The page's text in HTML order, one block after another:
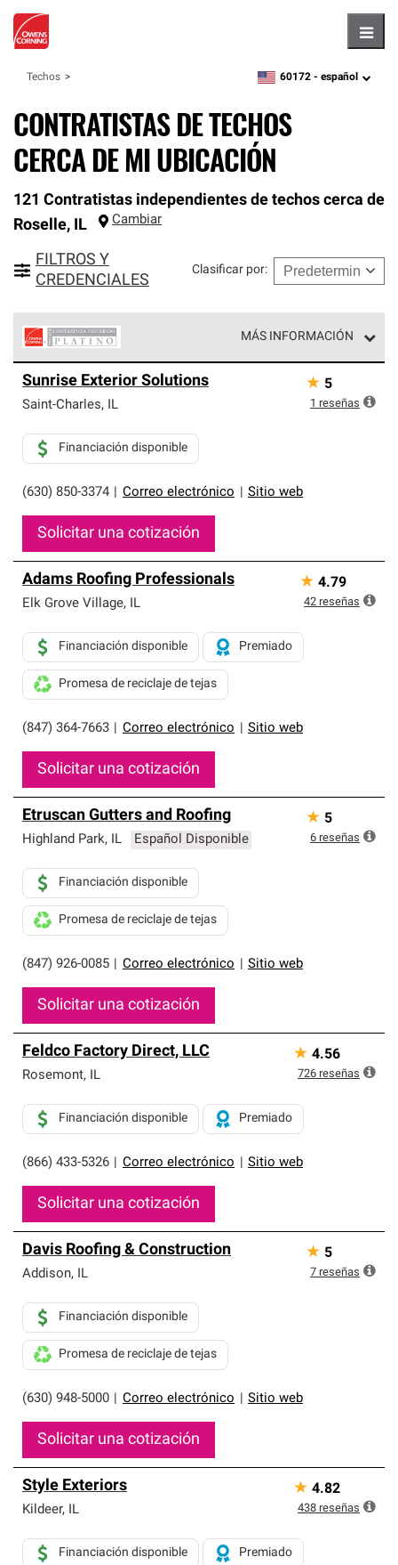
Techos zipcode, language
60172 - español
CONTRATISTAS DE TECHOS
CERCA DE MI UBICACIÓN
121 Contratistas independientes de techos cerca de
Roselle, IL Cambiar
FILTROS Y
CREDENCIALES
Clasificar por:
MÁS INFORMACIÓN
Corning constituyen el nivel superior de nuestra red
exclusiva y cumplen con estándares estrictos de
Solo ellos pueden ofrecer nuestra mejor garantía de
sistemas de techos.
Sunrise Exterior Solutions
Saint-Charles, IL
(630) 850-3374 Correo electrónico Sitio web
Financiación disponible
Solicitar una cotización
★ 5
1 reseñas
Adams Roofing Professionals
Elk Grove Village, IL
(847) 364-7663 Correo electrónico Sitio web
Financiación disponible Premiado
Promesa de reciclaje de tejas
Solicitar una cotización
★ 4.79
42 reseñas
Etruscan Gutters and Roofing
Highland Park, IL Español Disponible
(847) 926-0085 Correo electrónico Sitio web
Financiación disponible
Promesa de reciclaje de tejas
Solicitar una cotización
★ 5
6 reseñas
Feldco Factory Direct, LLC
Rosemont, IL
(866) 433-5326 Correo electrónico Sitio web
Financiación disponible Premiado
Solicitar una cotización
★ 4.56
726 reseñas
Davis Roofing & Construction
Addison, IL
(630) 948-5000 Correo electrónico Sitio web
Financiación disponible
Promesa de reciclaje de tejas
Solicitar una cotización
★ 5
7 reseñas
Style Exteriors
Kildeer, IL
Financiación disponible Premiado
★ 4.82
438 reseñas